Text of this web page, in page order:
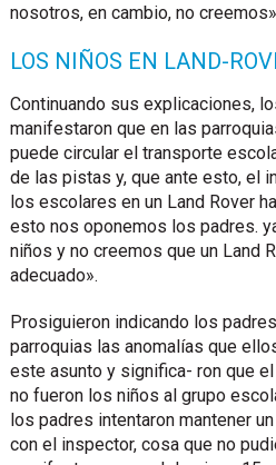
nosotros, en cambio, no
LOS NIÑOS EN LAND-
Continuando sus explicaciones,
manifestaron que en las
puede circular el transporte
de las pistas y, que ante esto, el
los escolares en un Land Rover
esto nos oponemos los padres.
niños y no creemos que un Land
adecuado».
Prosiguieron indicando los
parroquias las anomalías que
este asunto y significa- ron que
no fueron los niños al grupo
los padres intentaron mantener
con el inspector, cosa que no